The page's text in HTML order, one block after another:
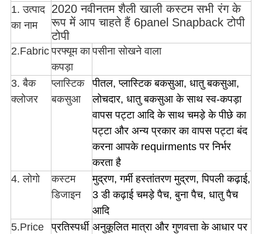
1. उत्पाद
का नाम
2020 नवीनतम शैली खाली कस्टम सभी रंग के
रूप में आप चाहते हैं 6panel Snapback टोपी
टोपी
2.Fabric परफ्यूम का
कपड़ा
पसीना सोखने वाला
3. बैक
क्लोजर
प्लास्टिक
बकसुआ
पीतल, प्लास्टिक बकसुआ, धातु बकसुआ,
लोचदार, धातु बकसुआ के साथ स्व-कपड़ा
वापस पट्टा आदि के साथ चमड़े के पीछे का
पट्टा और अन्य प्रकार का वापस पट्टा बंद
करना आपके requirments पर निर्भर
करता है
4. लोगो
कस्टम
डिजाइन
मुद्रण, गर्मी हस्तांतरण मुद्रण, पिपली कढ़ाई,
3 डी कढ़ाई चमड़े पैच, बुना पैच, धातु पैच
आदि
5.Price
प्रतिस्पर्धी अनुकूलित मात्रा और गुणवत्ता के आधार पर